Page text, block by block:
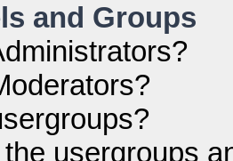
and Groups
usergroups